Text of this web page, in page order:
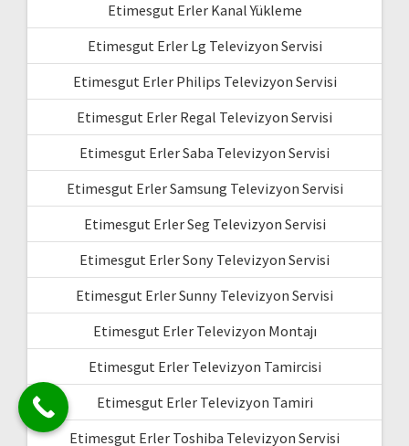
Etimesgut Erler Kanal Yükleme
Etimesgut Erler Lg Televizyon Servisi
Etimesgut Erler Philips Televizyon Servisi
Etimesgut Erler Regal Televizyon Servisi
Etimesgut Erler Saba Televizyon Servisi
Etimesgut Erler Samsung Televizyon Servisi
Etimesgut Erler Seg Televizyon Servisi
Etimesgut Erler Sony Televizyon Servisi
Etimesgut Erler Sunny Televizyon Servisi
Etimesgut Erler Televizyon Montajı
Etimesgut Erler Televizyon Tamircisi
Etimesgut Erler Televizyon Tamiri
Etimesgut Erler Toshiba Televizyon Servisi